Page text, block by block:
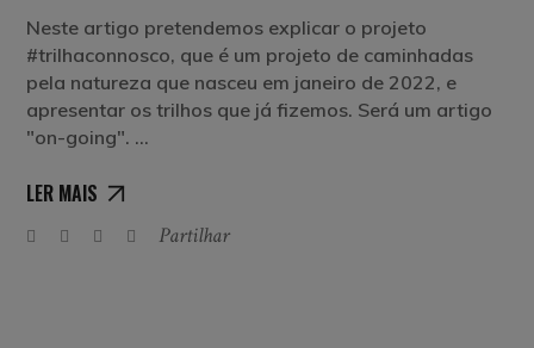
Neste artigo pretendemos explicar o projeto
#trilhaconnosco, que é um projeto de caminhadas
pela natureza que nasceu em janeiro de 2022, e
apresentar os trilhos que já fizemos. Será um artigo
"on-going".
LER MAIS
Partilhar